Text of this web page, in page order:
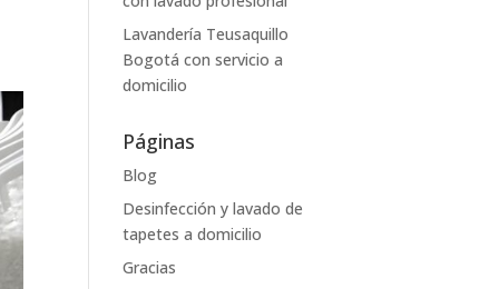
Lavandería Teusaquillo
Bogotá con servicio a
domicilio
Páginas
Blog
Desinfección y lavado de
tapetes a domicilio
Gracias